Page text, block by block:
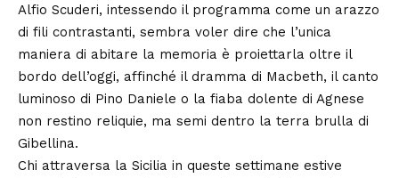
Alfio Scuderi, intessendo il programma come un arazzo
di fili contrastanti, sembra voler dire che l’unica
maniera di abitare la memoria è proiettarla oltre il
bordo dell’oggi, affinché il dramma di Macbeth, il canto
luminoso di Pino Daniele o la fiaba dolente di Agnese
non restino reliquie, ma semi dentro la terra brulla di
Gibellina.
Chi attraversa la Sicilia in queste settimane estive